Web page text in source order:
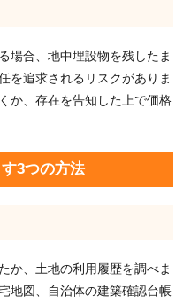
場合、地中埋設物を残したま
を追求されるリスクがありま
か、存在を告知した上で価格
3つの方法
か、土地の利用履歴を調べま
地図、自治体の建築確認台帳